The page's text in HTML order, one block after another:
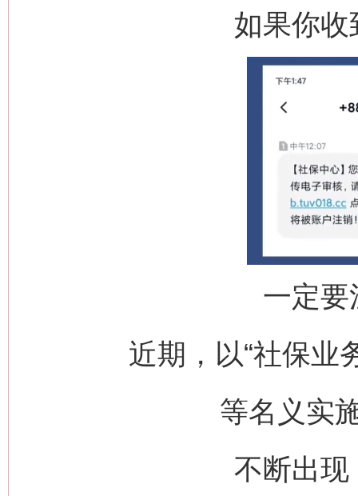
如果你
一定要
近期，以“社保业
等名义实
不断出现